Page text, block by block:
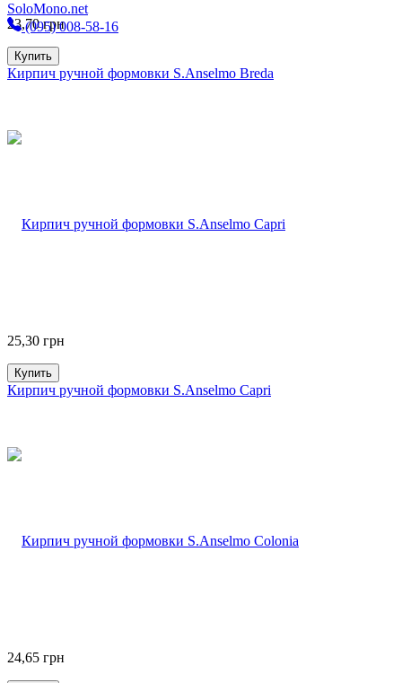
23,70грн
Купить
Кирпич ручной формовки S.Anselmo Breda
25,30 грн
Купить
Кирпич ручной формовки S.Anselmo Capri
24,65 грн
SoloMono.net
(095) 008-58-16